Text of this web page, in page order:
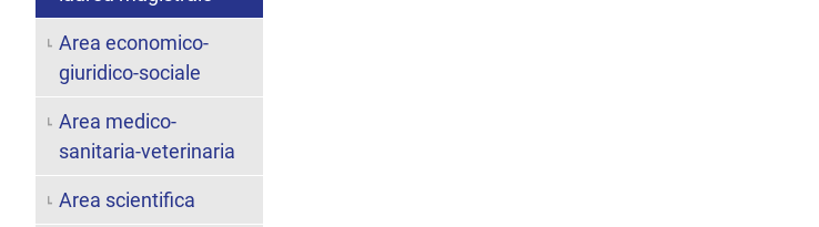
Area economico-
giuridico-sociale
Area medico-
sanitaria-veterinaria
Area scientifica